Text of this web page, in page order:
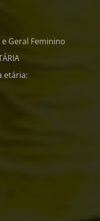
Geral Feminino
etária: